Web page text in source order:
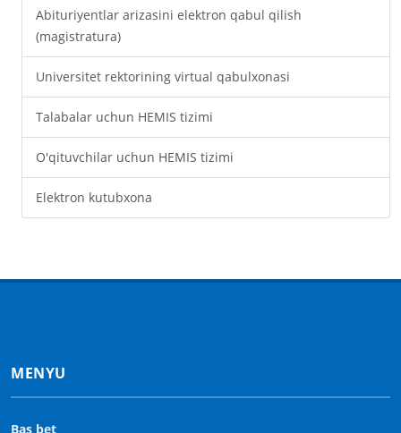
Abituriyentlar arizasini elektron qabul qilish
(magistratura)
Universitet rektorining virtual qabulxonasi
Talabalar uchun HEMIS tizimi
O'qituvchilar uchun HEMIS tizimi
Elektron kutubxona
MENYU
Bas bet